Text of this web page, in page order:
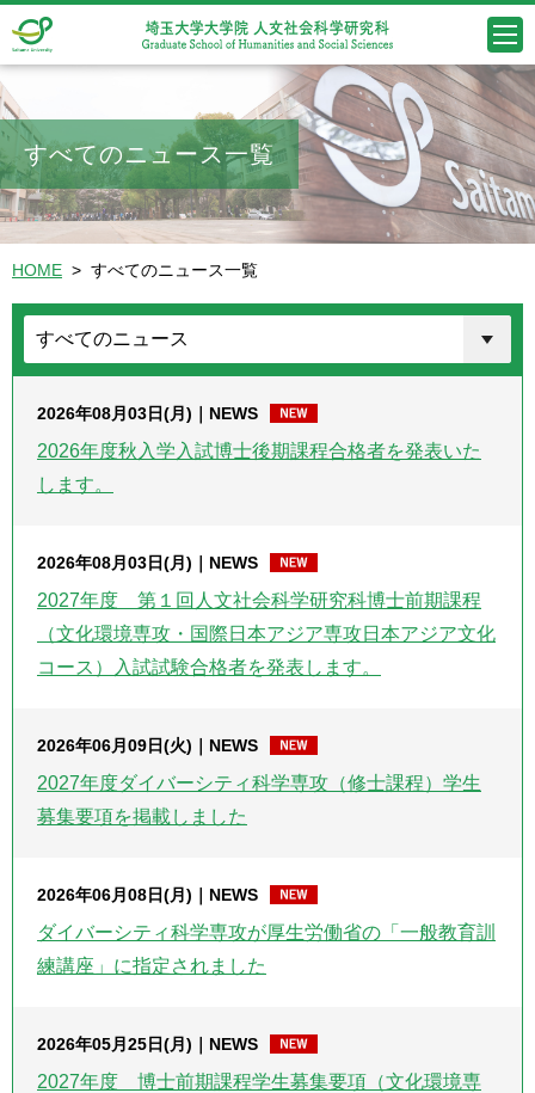
埼玉大学大 埼玉大学大学
すべてのニュース一覧
HOME すべてのニュース一覧
2026年08月03日(月) NEWS
2026年度秋入学入試博士後期課程合格者を発表いた
します。
2026年08月03日(月) NEWS
2027年度 第１回人文社会科学研究科博士前期課程
（文化環境専攻・国際日本アジア専攻日本アジア文化
コース）入試試験合格者を発表します。
2026年06月09日(火) NEWS
2027年度ダイバーシティ科学専攻（修士課程）学生
募集要項を掲載しました
2026年06月08日(月) NEWS
ダイバーシティ科学専攻が厚生労働省の「一般教育訓
練講座」に指定されました
2026年05月25日(月) NEWS
2027年度 博士前期課程学生募集要項（文化環境専